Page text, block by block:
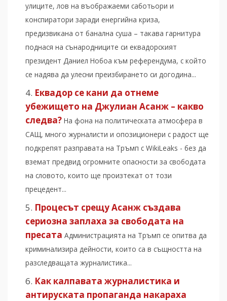
улиците, лов на въображаеми саботьори и
конспиратори заради енергийна криза,
предизвикана от банална суша – такава гарнитура
поднася на сънародниците си еквадорският
президент Даниел Нобоа към референдума, с който
се надява да улесни преизбирането си догодина...
Еквадор се кани да отнеме
убежището на Джулиан Асанж – какво
следва? На фона на политическата атмосфера в
САЩ, много журналисти и опозиционери с радост ще
подкрепят разправата на Тръмп с WikiLeaks - без да
вземат предвид огромните опасности за свободата
на словото, които ще произтекат от този
прецедент...
Процесът срещу Асанж създава
сериозна заплаха за свободата на
пресата Администрацията на Тръмп се опитва да
криминализира дейности, които са в същността на
разследващата журналистика...
Как калпавата журналистика и
антируската пропаганда накараха